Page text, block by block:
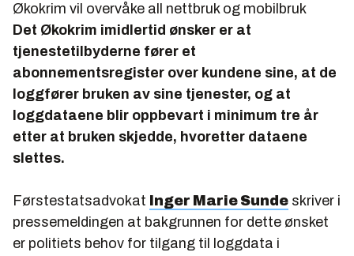
Økokrim vil overvåke all nettbruk og mobilbruk
Det Økokrim imidlertid ønsker er at
tjenestetilbyderne fører et
abonnementsregister over kundene sine, at de
loggfører bruken av sine tjenester, og at
loggdataene blir oppbevart i minimum tre år
etter at bruken skjedde, hvoretter dataene
slettes.
Førstestatsadvokat Inger Marie Sunde skriver i
pressemeldingen at bakgrunnen for dette ønsket
er politiets behov for tilgang til loggdata i